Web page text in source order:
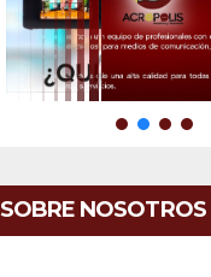
SOBRE NOSOTROS